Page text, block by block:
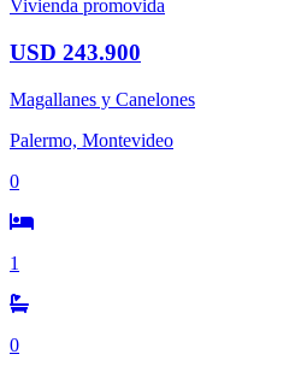
Vivienda promovida
USD 243.900
Magallanes y Canelones
Palermo, Montevideo
0
1
0